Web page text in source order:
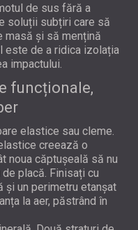
de sus fără a
soluții subțiri care să
masă și să mențină
este de a ridica izolația
impactului.
funcționale,
elastice sau cleme.
creează o
noua căptușeală să nu
placă. Finisați cu
și un perimetru etanșat
la aer, păstrând în